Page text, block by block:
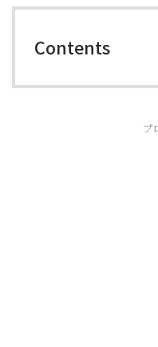
Contents
プ